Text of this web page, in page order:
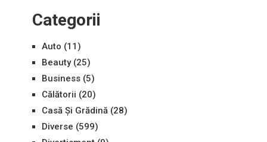
Categorii
Auto (11)
Beauty(25)
Business(5)
Călătorii (20)
Casă Și Grădină(28)
Diverse (599)